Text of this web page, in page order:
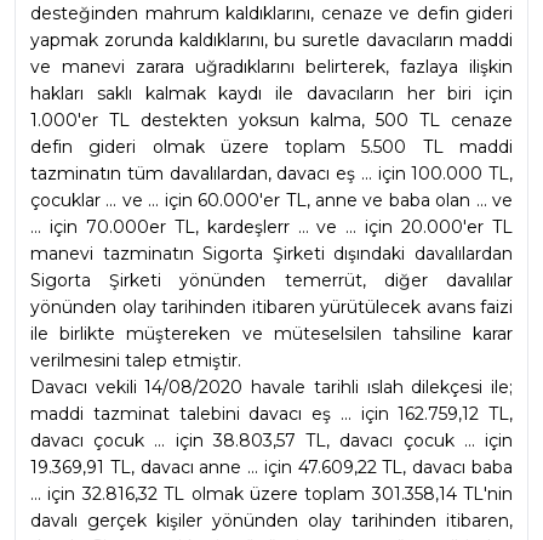
desteğinden mahrum kaldıklarını, cenaze ve defin gideri
yapmak zorunda kaldıklarını, bu suretle davacıların maddi
ve manevi zarara uğradıklarını belirterek, fazlaya ilişkin
hakları saklı kalmak kaydı ile davacıların her biri için
1.000'er TL destekten yoksun kalma, 500 TL cenaze
defin gideri olmak üzere toplam 5.500 TL maddi
tazminatın tüm davalılardan, davacı eş ... için 100.000 TL,
çocuklar ... ve ... için 60.000'er TL, anne ve baba olan ... ve
... için 70.000er TL, kardeşlerr ... ve ... için 20.000'er TL
manevi tazminatın Sigorta Şirketi dışındaki davalılardan
Sigorta Şirketi yönünden temerrüt, diğer davalılar
yönünden olay tarihinden itibaren yürütülecek avans faizi
ile birlikte müştereken ve müteselsilen tahsiline karar
verilmesini talep etmiştir.
Davacı vekili 14/08/2020 havale tarihli ıslah dilekçesi ile;
maddi tazminat talebini davacı eş ... için 162.759,12 TL,
davacı çocuk ... için 38.803,57 TL, davacı çocuk ... için
19.369,91 TL, davacı anne ... için 47.609,22 TL, davacı baba
... için 32.816,32 TL olmak üzere toplam 301.358,14 TL'nin
davalı gerçek kişiler yönünden olay tarihinden itibaren,